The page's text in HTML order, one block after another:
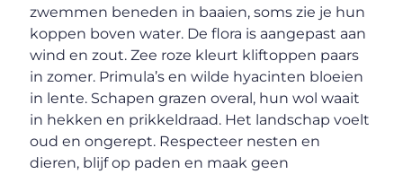
zwemmen beneden in baaien, soms zie je hun
koppen boven water. De flora is aangepast aan
wind en zout. Zee roze kleurt kliftoppen paars
in zomer. Primula’s en wilde hyacinten bloeien
in lente. Schapen grazen overal, hun wol waait
in hekken en prikkeldraad. Het landschap voelt
oud en ongerept. Respecteer nesten en
dieren, blijf op paden en maak geen